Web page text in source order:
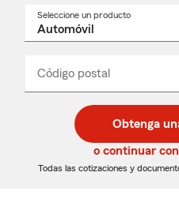
Seleccione un producto
desplegable
Código postal
de
5
dígitos
de
5
dígitos
_____
Obtenga
o continuar
Todas las cotizaciones y